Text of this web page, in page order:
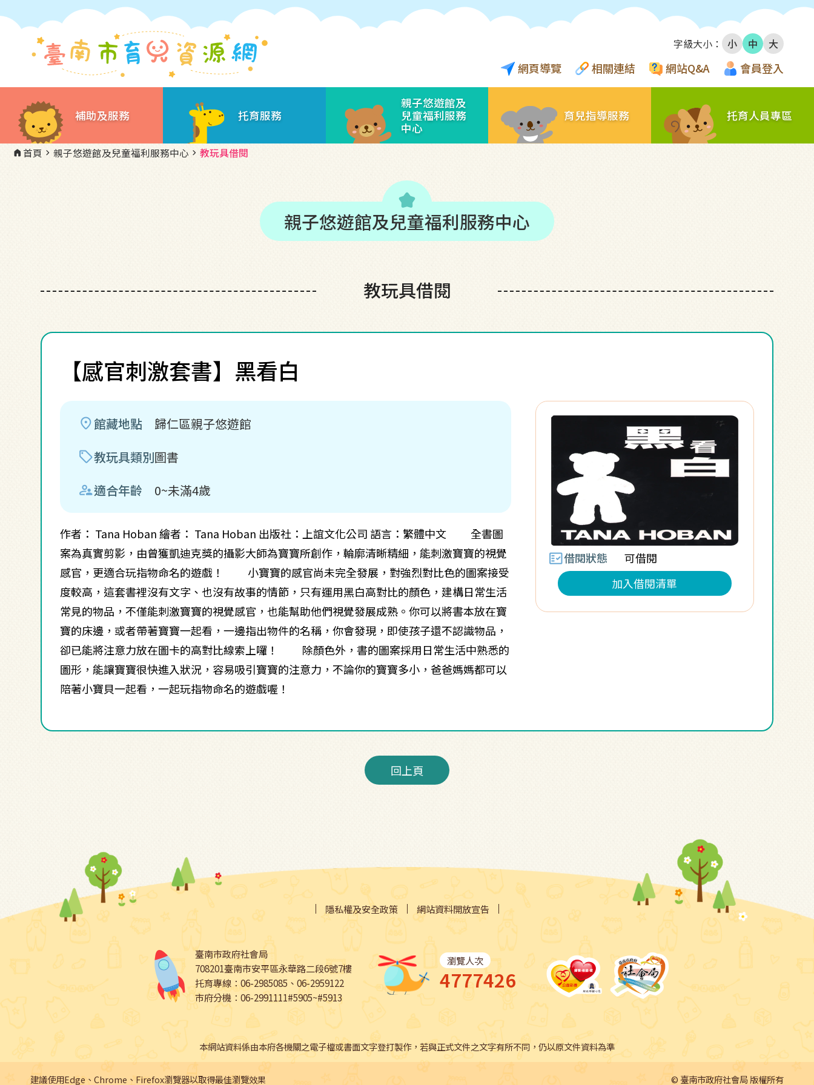
字級大小： 小 中 大
網頁導覽 相關連結 網站Q&A 會員登入
補助及服務 托育服務
親子悠遊館及
兒童福利服務
中心
育兒指導服務 托育人員專區
home首頁 chevron_right 親子悠遊館及兒童福利服務中心 chevron_right 教玩具借閱
kid_star
親子悠遊館及兒童福利服務中心
教玩具借閱
【感官刺激套書】黑看白
location_on館藏地點 歸仁區親子悠遊館
sell教玩具類別圖書
supervisor_account適合年齡 0~未滿4歲
作者： Tana Hoban 繪者： Tana Hoban 出版社：上誼文化公司 語言：繁體中文 全書圖
案為真實剪影，由曾獲凱迪克獎的攝影大師為寶寶所創作，輪廓清晰精細，能刺激寶寶的視覺
感官，更適合玩指物命名的遊戲！ 小寶寶的感官尚未完全發展，對強烈對比色的圖案接受
度較高，這套書裡沒有文字、也沒有故事的情節，只有運用黑白高對比的顏色，建構日常生活
常見的物品，不僅能刺激寶寶的視覺感官，也能幫助他們視覺發展成熟。你可以將書本放在寶
寶的床邊，或者帶著寶寶一起看，一邊指出物件的名稱，你會發現，即使孩子還不認識物品，
卻已能將注意力放在圖卡的高對比線索上囉！ 除顏色外，書的圖案採用日常生活中熟悉的
圖形，能讓寶寶很快進入狀況，容易吸引寶寶的注意力，不論你的寶寶多小，爸爸媽媽都可以
陪著小寶貝一起看，一起玩指物命名的遊戲喔！
fact_check借閱狀態
可借閱
加入借閱清單
回上頁
隱私權及安全政策 網站資料開放宣告
臺南市政府社會局
708201臺南市安平區永華路二段6號7樓
托育專線：06-2985085、06-2959122
市府分機：06-2991111#5905~#5913
瀏覽人次
4777426
本網站資料係由本府各機關之電子檔或書面文字登打製作，若與正式文件之文字有所不同，仍以原文件資料為準
建議使用Edge、Chrome、Firefox瀏覽器以取得最佳瀏覽效果 © 臺南市政府社會局 版權所有